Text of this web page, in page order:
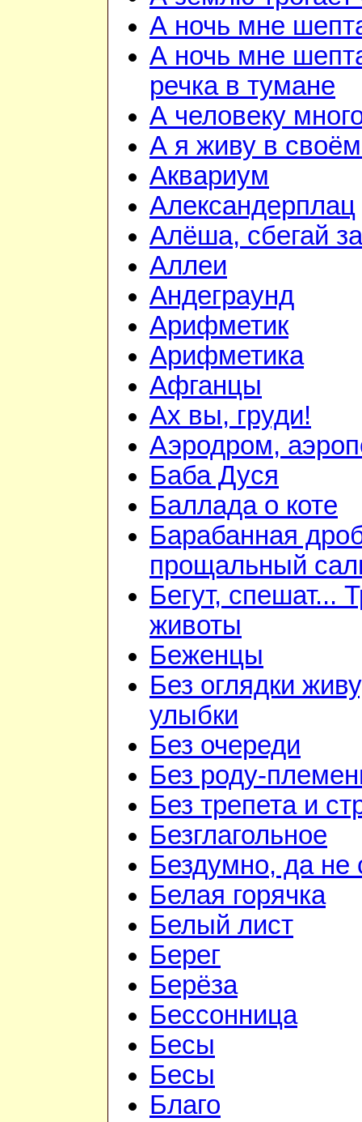
А ночь мне
А ночь мне
речка в тумане
А человеку
А я живу в своём
Аквариум
Александерплац
Алёша, сбегай
Аллеи
Андеграунд
Арифметик
Арифметика
Афганцы
Ах вы, груди!
Аэродром,
Баба Дуся
Баллада о коте
Барабанная
прощальный
Бегут, спешат...
животы
Беженцы
Без оглядки
улыбки
Без очереди
Без роду-
Без трепета и
Безглагольное
Бездумно, да не
Белая горячка
Белый лист
Берег
Берёза
Бессонница
Бесы
Бесы
Благо